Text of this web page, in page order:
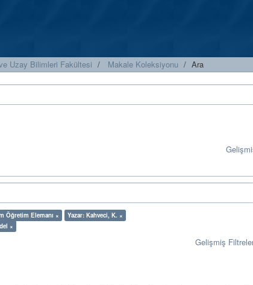
Uzay Bilimleri Fakültesi Makale Koleksiyonu Ara
Öğretim Elemanı ×
Yazar: Kahveci, K. ×
×
Gelişmiş